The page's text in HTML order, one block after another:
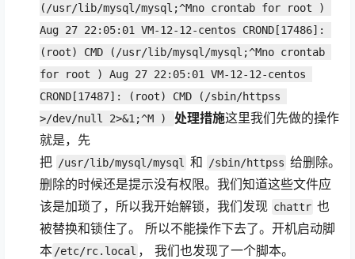
(/usr/lib/mysql/mysql;^Mno crontab for root )
Aug 27 22:05:01 VM-12-12-centos CROND[17486]:
(root) CMD (/usr/lib/mysql/mysql;^Mno crontab
for root ) Aug 27 22:05:01 VM-12-12-centos
CROND[17487]: (root) CMD (/sbin/httpss
>/dev/null 2>&1;^M )
处理措施这里我们先做的操作
就是，先
把 /usr/lib/mysql/mysql 和 /sbin/httpss 给删除。
删除的时候还是提示没有权限。我们知道这些文件应
该是加琐了，所以我开始解锁，我们发现 chattr 也
被替换和锁住了。 所以不能操作下去了。开机启动脚
本 /etc/rc.local ， 我们也发现了一个脚本。